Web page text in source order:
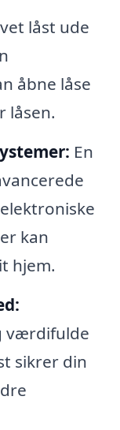
låst ude
åbne låse
låsen.
En
kan
hjem.
værdifulde
sikrer din